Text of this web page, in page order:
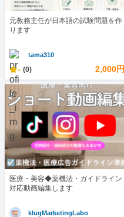
元教務主任が日本語の試験問題を作
ります
tama310
- (0) 2,000円
医療・美容◆薬機法・ガイドライン
対応動画編集します
klugMarketingLabo